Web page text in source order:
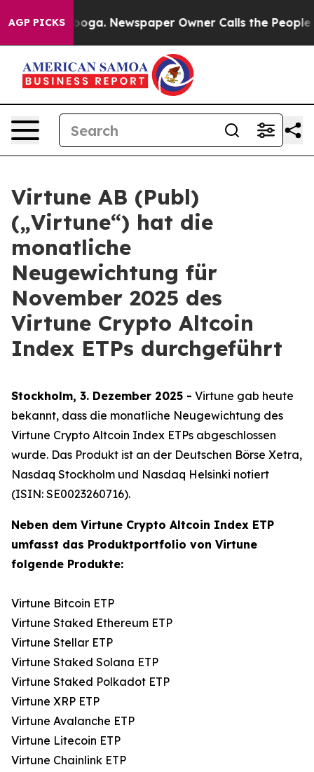
AGP PICKS Newspaper Owner Calls the People
Virtune AB (Publ)
(„Virtune“) hat die
monatliche
Neugewichtung für
November 2025 des
Virtune Crypto Altcoin
Index ETPs durchgeführt
Stockholm, 3. Dezember 2025 - Virtune gab heute
bekannt, dass die monatliche Neugewichtung des
Virtune Crypto Altcoin Index ETPs abgeschlossen
wurde. Das Produkt ist an der Deutschen Börse Xetra,
Nasdaq Stockholm und Nasdaq Helsinki notiert
(ISIN: SE0023260716).
Neben dem Virtune Crypto Altcoin Index ETP
umfasst das Produktportfolio von Virtune
folgende Produkte:
Virtune Bitcoin ETP
Virtune Staked Ethereum ETP
Virtune Stellar ETP
Virtune Staked Solana ETP
Virtune Staked Polkadot ETP
Virtune XRP ETP
Virtune Avalanche ETP
Virtune Litecoin ETP
Virtune Chainlink ETP